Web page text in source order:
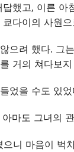
했고, 이른
다이의 사원
으려 했다. 그
거의 쳐다보
었을 수도 있었
마도 그녀의
니 마음이 벅